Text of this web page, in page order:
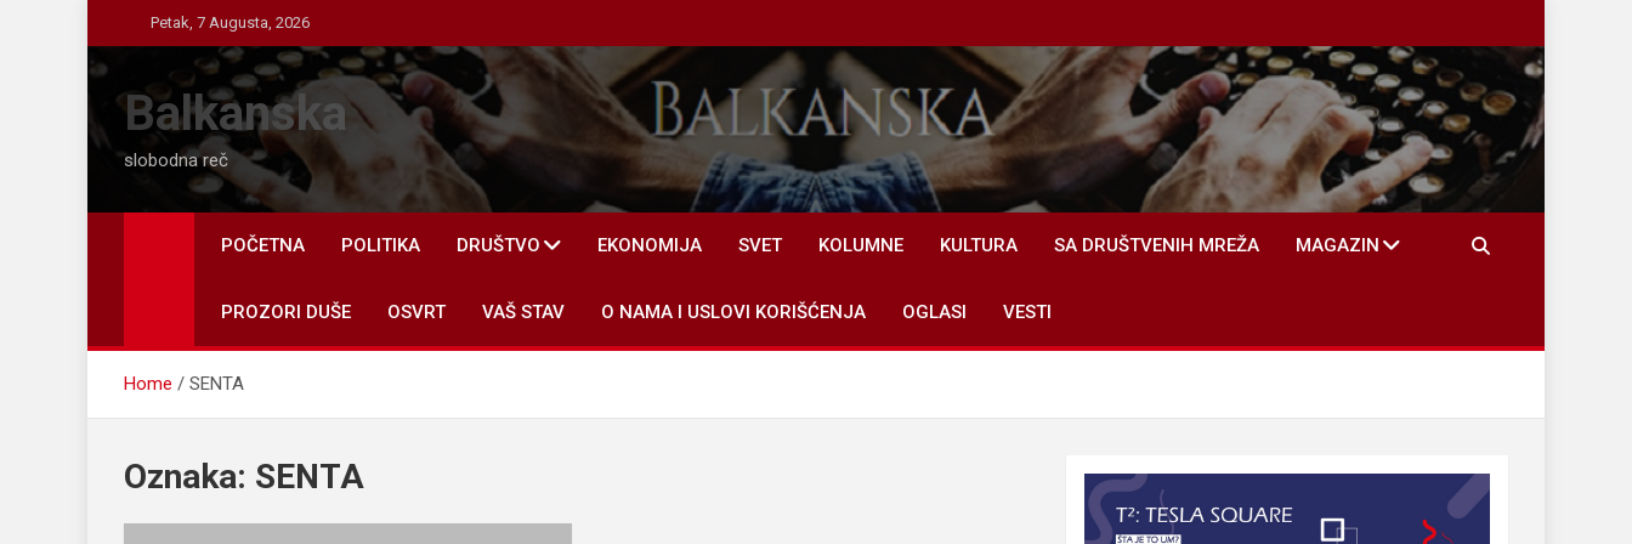
to
content
Petak, 7 Augusta, 2026
Balkanska
slobodna reč
POČETNA POLITIKA DRUŠTVO EKONOMIJA SVET KOLUMNE KULTURA SA DRUŠTVENIH MREŽA MAGAZIN
PROZORI DUŠE OSVRT VAŠ STAV O NAMA I USLOVI KORIŠĆENJA OGLASI VESTI
Home SENTA
Oznaka: SENTA